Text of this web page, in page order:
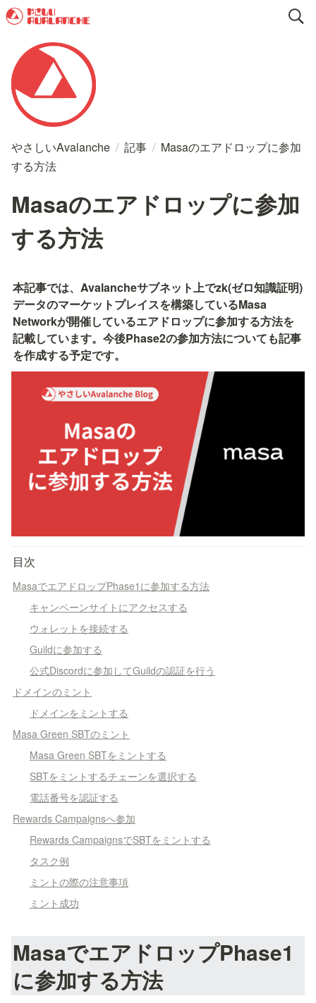
やさしいAvalanche / 記事 / Masaのエアドロップに参加
する方法
Masaのエアドロップに参加
する方法
本記事では、Avalancheサブネット上でzk(ゼロ知識証明)
データのマーケットプレイスを構築しているMasa
Networkが開催しているエアドロップに参加する方法を
記載しています。今後Phase2の参加方法についても記事
を作成する予定です。
目次
MasaでエアドロップPhase1に参加する方法
キャンペーンサイトにアクセスする
ウォレットを接続する
Guildに参加する
公式Discordに参加してGuildの認証を行う
ドメインのミント
ドメインをミントする
Masa Green SBTのミント
Masa Green SBTをミントする
SBTをミントするチェーンを選択する
電話番号を認証する
Rewards Campaignsへ参加
Rewards CampaignsでSBTをミントする
タスク例
ミントの際の注意事項
ミント成功
MasaでエアドロップPhase1
に参加する方法